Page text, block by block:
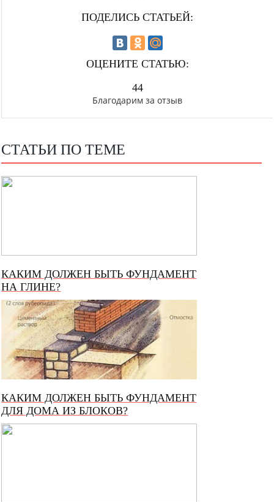
ПОДЕЛИСЬ СТАТЬЕЙ:
ОЦЕНИТЕ СТАТЬЮ:
44
Благодарим за отзыв
СТАТЬИ ПО ТЕМЕ
КАКИМ ДОЛЖЕН БЫТЬ ФУНДАМЕНТ
НА ГЛИНЕ?
КАКИМ ДОЛЖЕН БЫТЬ ФУНДАМЕНТ
ДЛЯ ДОМА ИЗ БЛОКОВ?